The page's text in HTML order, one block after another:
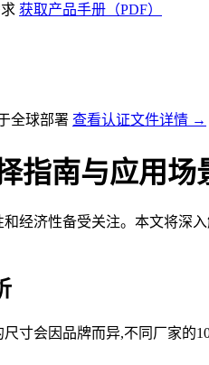
获取产品手册（PDF）
全球部署 查看认证文件详情 →
指南与应用场
经济性备受关注。本文将深
寸会因品牌而异,不同厂家的